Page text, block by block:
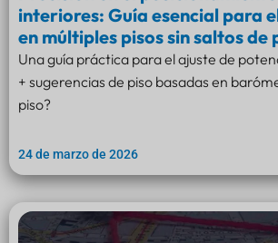
interiores: Guía esencial para
en múltiples pisos sin saltos de
Una guía práctica para el ajuste de
+ sugerencias de piso basadas en
piso?
24 de marzo de 2026